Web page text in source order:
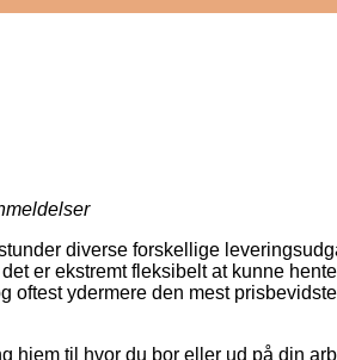
diverse forskellige
er ekstremt fleksibelt at kunne
oftest ydermere den mest
hjem til hvor du bor eller ud på din